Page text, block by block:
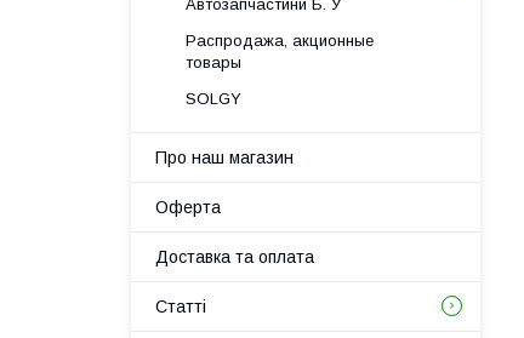
Автозапчастини Б. У
Распродажа, акционные
товары
SOLGY
Про наш магазин
Оферта
Доставка та оплата
Статті